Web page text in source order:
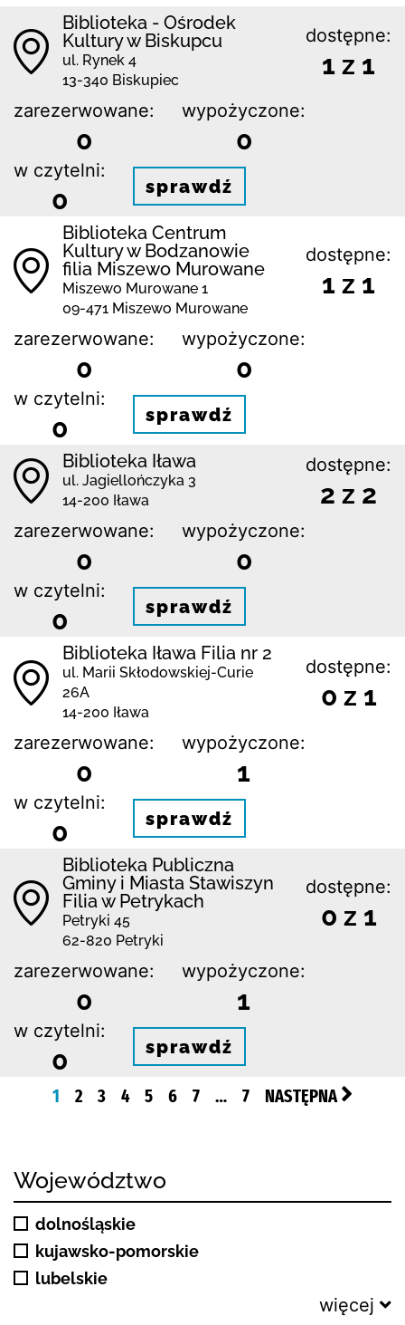
Biblioteka - Ośrodek
Kultury w Biskupcu
ul. Rynek 4
13-340 Biskupiec
dostępne:
1 z 1
zarezerwowane:
0
wypożyczone:
0
w czytelni:
0 sprawdź
Biblioteka Centrum
Kultury w Bodzanowie
filia Miszewo Murowane
Miszewo Murowane 1
09-471 Miszewo Murowane
dostępne:
1 z 1
zarezerwowane:
0
wypożyczone:
0
w czytelni:
0 sprawdź
Biblioteka Iława
ul. Jagiellończyka 3
14-200 Iława
dostępne:
2 z 2
zarezerwowane:
0
wypożyczone:
0
w czytelni:
0 sprawdź
Biblioteka Iława Filia nr 2
ul. Marii Skłodowskiej-Curie
26A
14-200 Iława
dostępne:
0 z 1
zarezerwowane:
0
wypożyczone:
1
w czytelni:
0 sprawdź
Biblioteka Publiczna
Gminy i Miasta Stawiszyn
Filia w Petrykach
Petryki 45
62-820 Petryki
dostępne:
0 z 1
zarezerwowane:
0
wypożyczone:
1
w czytelni:
0 sprawdź
1 2 3 4 5 6 7 … 7 NASTĘPNA
Województwo
dolnośląskie
kujawsko-pomorskie
lubelskie
więcej